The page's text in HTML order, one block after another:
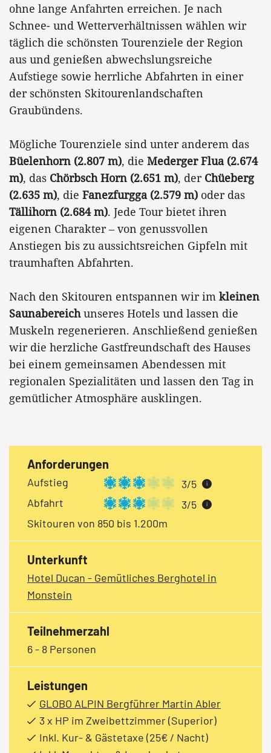
ohne lange Anfahrten erreichen. Je nach
Schnee- und Wetterverhältnissen wählen wir
täglich die schönsten Tourenziele der Region
aus und genießen abwechslungsreiche
Aufstiege sowie herrliche Abfahrten in einer
der schönsten Skitourenlandschaften
Graubündens.
Mögliche Tourenziele sind unter anderem das
Büelenhorn (2.807 m), die Mederger Flua (2.674
m), das Chörbsch Horn (2.651 m), der Chüeberg
(2.635 m), die Fanezfurgga (2.579 m) oder das
Tällihorn (2.684 m). Jede Tour bietet ihren
eigenen Charakter – von genussvollen
Anstiegen bis zu aussichtsreichen Gipfeln mit
traumhaften Abfahrten.
Nach den Skitouren entspannen wir im kleinen
Saunabereichunseres Hotels und lassen die
Muskeln regenerieren. Anschließend genießen
wir die herzliche Gastfreundschaft des Hauses
bei einem gemeinsamen Abendessen mit
regionalen Spezialitäten und lassen den Tag in
gemütlicher Atmosphäre ausklingen.
Anforderungen
Aufstieg 3/5 i
Abfahrt 3/5 i
Skitouren von 850 bis 1.200m
Unterkunft
Hotel Ducan - Gemütliches Berghotel in
Monstein
Teilnehmerzahl
6 - 8 Personen
Leistungen
GLOBO ALPIN Bergführer Martin Abler
3 x HP im Zweibettzimmer (Superior)
Inkl. Kur- & Gästetaxe (25€ / Nacht)